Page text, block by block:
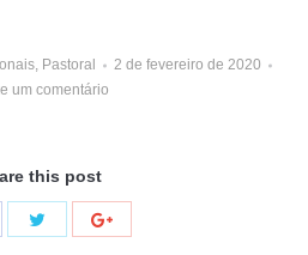
, Pastoral
2 de fevereiro de 2020
um comentário
this post